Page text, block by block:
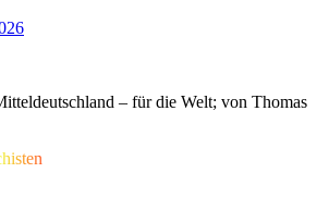
– für die Welt; von Thomas